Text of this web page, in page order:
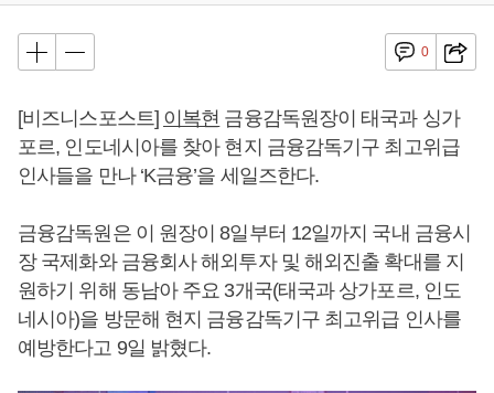
0
[비즈니스포스트] 이복현 금융감독원장이 태국과 싱가
포르, 인도네시아를 찾아 현지 금융감독기구 최고위급
인사들을 만나 ‘K금융’을 세일즈한다.
금융감독원은 이 원장이 8일부터 12일까지 국내 금융시
장 국제화와 금융회사 해외투자 및 해외진출 확대를 지
원하기 위해 동남아 주요 3개국(태국과 상가포르, 인도
네시아)을 방문해 현지 금융감독기구 최고위급 인사를
예방한다고 9일 밝혔다.